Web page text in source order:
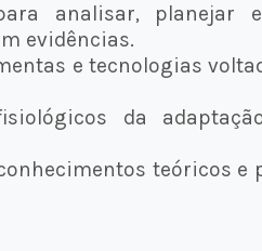
analisar, planejar
evidências.
e tecnologias
da
teóricos